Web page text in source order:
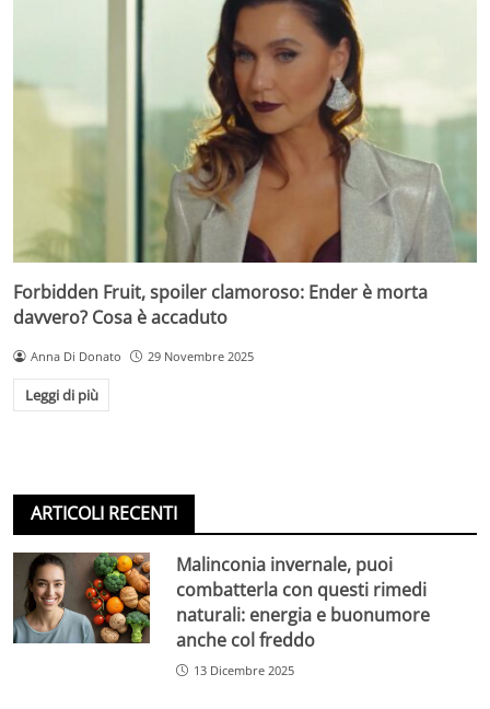
Forbidden Fruit, spoiler clamoroso: Ender è morta
davvero? Cosa è accaduto
Anna Di Donato 29 Novembre 2025
Leggi di più
ARTICOLI RECENTI
Malinconia invernale, puoi
combatterla con questi rimedi
naturali: energia e buonumore
anche col freddo
13 Dicembre 2025